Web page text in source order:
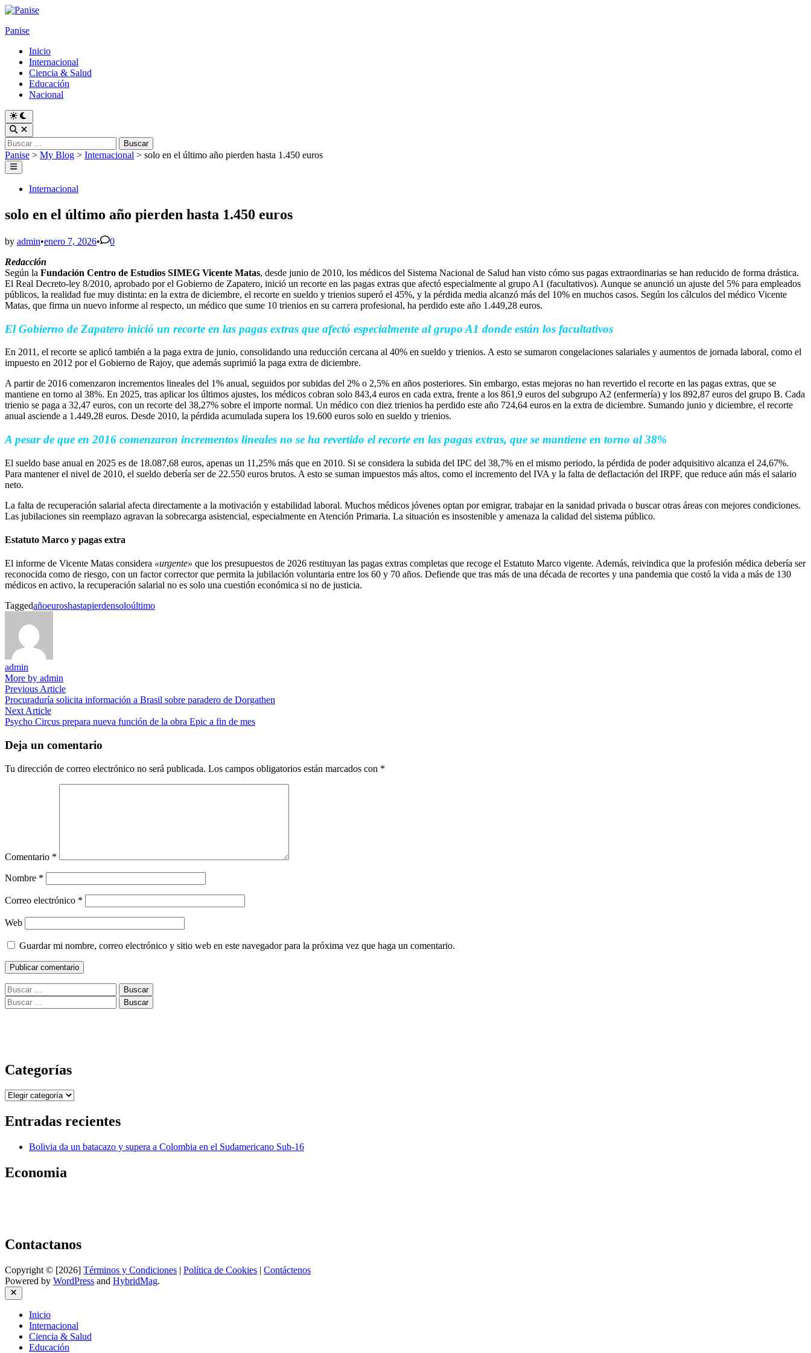
Skip
content
Panise
Inicio
Internacional
Ciencia & Salud
Educación
Nacional
Switch
to
dark
mode
Open
Search
Buscar:
Panise > My Blog > Internacional > solo en el último año pierden hasta 1.450 euros
Main
Menu
PostedInternacional
solo en el último año pierden hasta 1.450 euros
by admin•enero 7, 2026•
0
Redacción
Según la Fundación Centro de Estudios SIMEG Vicente Matas, desde junio de 2010, los médicos del Sistema Nacional de Salud han visto cómo sus pagas extraordinarias se han reducido de forma drástica.
El Real Decreto-ley 8/2010, aprobado por el Gobierno de Zapatero, inició un recorte en las pagas extras que afectó especialmente al grupo A1 (facultativos). Aunque se anunció un ajuste del 5% para empleados
públicos, la realidad fue muy distinta: en la extra de diciembre, el recorte en sueldo y trienios superó el 45%, y la pérdida media alcanzó más del 10% en muchos casos. Según los cálculos del médico Vicente
Matas, que firma un nuevo informe al respecto, un médico que sume 10 trienios en su carrera profesional, ha perdido este año 1.449,28 euros.
El Gobierno de Zapatero inició un recorte en las pagas extras que afectó especialmente al grupo A1 donde están los facultativos
En 2011, el recorte se aplicó también a la paga extra de junio, consolidando una reducción cercana al 40% en sueldo y trienios. A esto se sumaron congelaciones salariales y aumentos de jornada laboral, como el
impuesto en 2012 por el Gobierno de Rajoy, que además suprimió la paga extra de diciembre.
A partir de 2016 comenzaron incrementos lineales del 1% anual, seguidos por subidas del 2% o 2,5% en años posteriores. Sin embargo, estas mejoras no han revertido el recorte en las pagas extras, que se
mantiene en torno al 38%. En 2025, tras aplicar los últimos ajustes, los médicos cobran solo 843,4 euros en cada extra, frente a los 861,9 euros del subgrupo A2 (enfermería) y los 892,87 euros del grupo B. Cada
trienio se paga a 32,47 euros, con un recorte del 38,27% sobre el importe normal. Un médico con diez trienios ha perdido este año 724,64 euros en la extra de diciembre. Sumando junio y diciembre, el recorte
anual asciende a 1.449,28 euros. Desde 2010, la pérdida acumulada supera los 19.600 euros solo en sueldo y trienios.
A pesar de que en 2016 comenzaron incrementos lineales no se ha revertido el recorte en las pagas extras, que se mantiene en torno al 38%
El sueldo base anual en 2025 es de 18.087,68 euros, apenas un 11,25% más que en 2010. Si se considera la subida del IPC del 38,7% en el mismo periodo, la pérdida de poder adquisitivo alcanza el 24,67%.
Para mantener el nivel de 2010, el sueldo debería ser de 22.550 euros brutos. A esto se suman impuestos más altos, como el incremento del IVA y la falta de deflactación del IRPF, que reduce aún más el salario
neto.
La falta de recuperación salarial afecta directamente a la motivación y estabilidad laboral. Muchos médicos jóvenes optan por emigrar, trabajar en la sanidad privada o buscar otras áreas con mejores condiciones.
Las jubilaciones sin reemplazo agravan la sobrecarga asistencial, especialmente en Atención Primaria. La situación es insostenible y amenaza la calidad del sistema público.
Estatuto Marco y pagas extra
El informe de Vicente Matas considera «urgente» que los presupuestos de 2026 restituyan las pagas extras completas que recoge el Estatuto Marco vigente. Además, reivindica que la profesión médica debería ser
reconocida como de riesgo, con un factor corrector que permita la jubilación voluntaria entre los 60 y 70 años. Defiende que tras más de una década de recortes y una pandemia que costó la vida a más de 130
médicos en activo, la recuperación salarial no es solo una cuestión económica si no de justicia.
Taggedañoeuroshastapierdensoloúltimo
admin
More by admin
Navegación
de
entradas
Previous ArticlePrevious
article:
Procuraduría solicita información a Brasil sobre paradero de Dorgathen
Next ArticleNext
article:
Psycho Circus prepara nueva función de la obra Epic a fin de mes
Deja un comentario
Tu dirección de correo electrónico no será publicada. Los campos obligatorios están marcados con *
Comentario *
Nombre *
Correo electrónico *
Web
Guardar mi nombre, correo electrónico y sitio web en este navegador para la próxima vez que haga un comentario.
Buscar:
Buscar:
Categorías
Categorías
Entradas recientes
Bolivia da un batacazo y supera a Colombia en el Sudamericano Sub-16
Economia
Contactanos
Copyright © [2026] Términos y Condiciones | Política de Cookies | Contáctenos
Powered by WordPress and HybridMag.
Close
Inicio
Internacional
Ciencia & Salud
Educación